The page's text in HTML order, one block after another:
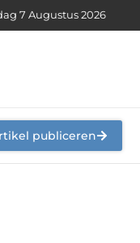
7 Augustus 2026
publiceren